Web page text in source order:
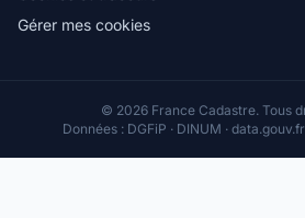
Gérer mes cookies
© 2026 France Cadastre. Tous
Données : DGFiP · DINUM ·